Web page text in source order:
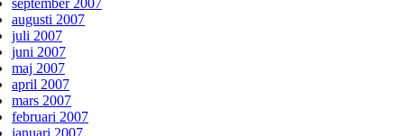
augusti 2007
juli 2007
juni 2007
maj 2007
april 2007
mars 2007
februari 2007
januari 2007